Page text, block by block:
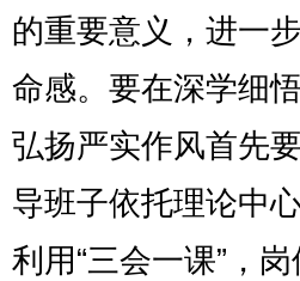
的重要意义，进一
命感。要在深学细
弘扬严实作风首先
导班子依托理论中
利用“三会一课”，